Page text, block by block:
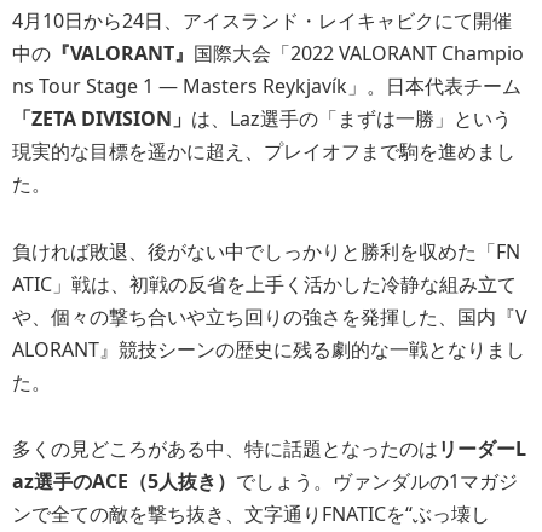
4月10日から24日、アイスランド・レイキャビクにて開催
中の 『VALORANT』 国際大会「2022 VALORANT Champio
ns Tour Stage 1 ― Masters Reykjavík」。日本代表チーム
「ZETA DIVISION」 は、Laz選手の「まずは一勝」という
現実的な目標を遥かに超え、プレイオフまで駒を進めまし
た。
負ければ敗退、後がない中でしっかりと勝利を収めた「FN
ATIC」戦は、初戦の反省を上手く活かした冷静な組み立て
や、個々の撃ち合いや立ち回りの強さを発揮した、国内『V
ALORANT』競技シーンの歴史に残る劇的な一戦となりまし
た。
多くの見どころがある中、特に話題となったのはリーダーL
az選手のACE（5人抜き） でしょう。ヴァンダルの1マガジ
ンで全ての敵を撃ち抜き、文字通りFNATICを“ぶっ壊し